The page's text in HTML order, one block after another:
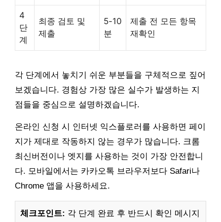
4
단
계
최종 검토 및
제출
5-10
분
제출 전 모든 항목
재확인
각 단계에서 놓치기 쉬운 부분들을 구체적으로 짚어
보겠습니다. 경험상 가장 많은 실수가 발생하는 지
점들을 중심으로 설명하겠습니다.
온라인 신청 시 인터넷 익스플로러를 사용하면 페이
지가 제대로 작동하지 않는 경우가 많습니다. 크롬
최신버전이나 엣지를 사용하는 것이 가장 안전합니
다. 모바일에서는 카카오톡 브라우저보다 Safari나
Chrome 앱을 사용하세요.
체크포인트: 각 단계 완료 후 반드시 확인 메시지